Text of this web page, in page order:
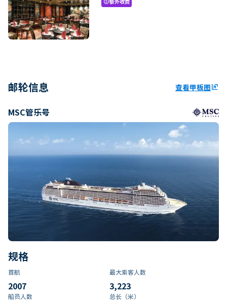
paid
邮轮信息 查看甲板图ungroup
MSC管乐号
规格
首航
2007
最大乘客人数
3,223
船员人数 总长（米）